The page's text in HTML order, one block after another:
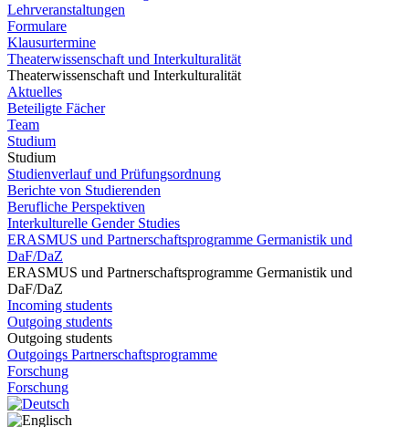
Lehrveranstaltungen
Formulare
Klausurtermine
Theaterwissenschaft und Interkulturalität
Theaterwissenschaft und Interkulturalität
Aktuelles
Beteiligte Fächer
Team
Studium
Studium
Studienverlauf und Prüfungsordnung
Berichte von Studierenden
Berufliche Perspektiven
Interkulturelle Gender Studies
ERASMUS und Partnerschaftsprogramme Germanistik und
DaF/DaZ
ERASMUS und Partnerschaftsprogramme Germanistik und
DaF/DaZ
Incoming students
Outgoing students
Outgoing students
Outgoings Partnerschaftsprogramme
Forschung
Forschung